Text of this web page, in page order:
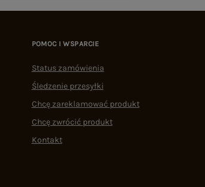
POMOC I WSPARCIE
Status zamówienia
Śledzenie przesyłki
Chcę zareklamować produkt
Chcę zwrócić produkt
Kontakt